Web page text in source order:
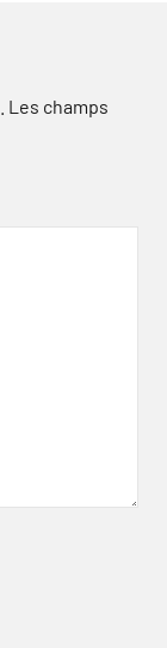
Les champs